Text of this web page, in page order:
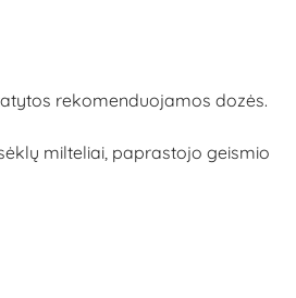
rekomenduojamos dozės.
milteliai, paprastojo geismio